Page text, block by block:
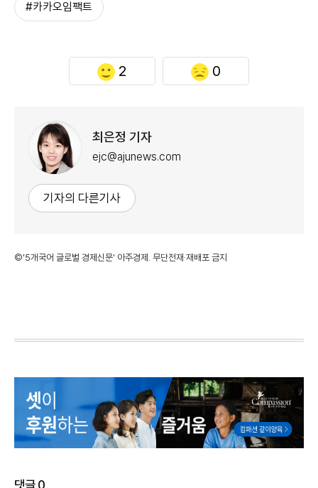
#카카오임팩트
2 0
최은정 기자
ejc@ajunews.com
기자의 다른기사
©'5개국어 글로벌 경제신문' 아주경제. 무단전재·재배포 금지
댓글0